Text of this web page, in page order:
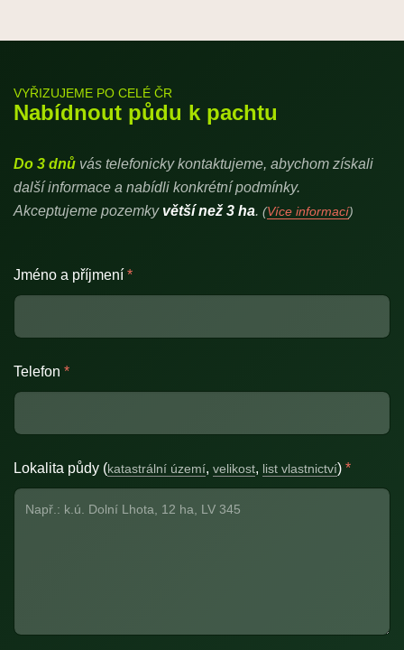
VYŘIZUJEME PO CELÉ ČR
Nabídnout půdu k pachtu
Do 3 dnů vás telefonicky kontaktujeme, abychom získali
další informace a nabídli konkrétní podmínky.
Akceptujeme pozemky větší než 3 ha. (Více informací)
Jméno a příjmení *
Telefon *
Lokalita půdy (katastrální území, velikost, list vlastnictví) *